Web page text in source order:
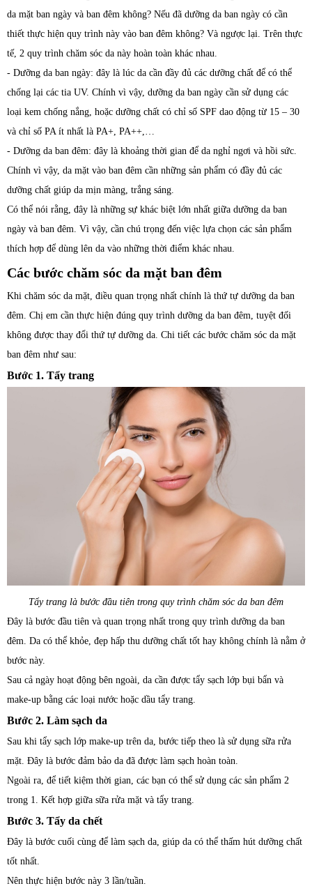
da mặt ban ngày và ban đêm không? Nếu đã dưỡng da ban ngày có cần
thiết thực hiện quy trình này vào ban đêm không? Và ngược lại. Trên thực
tế, 2 quy trình chăm sóc da này hoàn toàn khác nhau.
- Dưỡng da ban ngày: đây là lúc da cần đầy đủ các dưỡng chất để có thể
chống lại các tia UV. Chính vì vậy, dưỡng da ban ngày cần sử dụng các
loại kem chống nắng, hoặc dưỡng chất có chỉ số SPF dao động từ 15 – 30
và chỉ số PA ít nhất là PA+, PA++,…
- Dưỡng da ban đêm: đây là khoảng thời gian để da nghỉ ngơi và hồi sức.
Chính vì vậy, da mặt vào ban đêm cần những sản phẩm có đầy đủ các
dưỡng chất giúp da mịn màng, trắng sáng.
Có thể nói rằng, đây là những sự khác biệt lớn nhất giữa dưỡng da ban
ngày và ban đêm. Vì vậy, cần chú trọng đến việc lựa chọn các sản phẩm
thích hợp để dùng lên da vào những thời điểm khác nhau.
Các bước chăm sóc da mặt ban đêm
Khi chăm sóc da mặt, điều quan trọng nhất chính là thứ tự dưỡng da ban
đêm. Chị em cần thực hiện đúng quy trình dưỡng da ban đêm, tuyệt đối
không được thay đổi thứ tự dưỡng da. Chi tiết các bước chăm sóc da mặt
ban đêm như sau:
Bước 1. Tẩy trang
Tẩy trang là bước đầu tiên trong quy trình chăm sóc da ban đêm
Đây là bước đầu tiên và quan trọng nhất trong quy trình dưỡng da ban
đêm. Da có thể khỏe, đẹp hấp thu dưỡng chất tốt hay không chính là nằm ở
bước này.
Sau cả ngày hoạt động bên ngoài, da cần được tẩy sạch lớp bụi bẩn và
make-up bằng các loại nước hoặc dầu tẩy trang.
Bước 2. Làm sạch da
Sau khi tẩy sạch lớp make-up trên da, bước tiếp theo là sử dụng sữa rửa
mặt. Đây là bước đảm bảo da đã được làm sạch hoàn toàn.
Ngoài ra, để tiết kiệm thời gian, các bạn có thể sử dụng các sản phẩm 2
trong 1. Kết hợp giữa sữa rửa mặt và tẩy trang.
Bước 3. Tẩy da chết
Đây là bước cuối cùng để làm sạch da, giúp da có thể thấm hút dưỡng chất
tốt nhất.
Nên thực hiện bước này 3 lần/tuần.